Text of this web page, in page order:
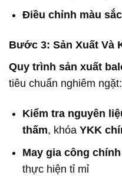
Điều chỉnh màu sắc
Bước 3: Sản Xuất Và
Quy trình sản xuất
tiêu chuẩn nghiêm ngặt:
Kiểm tra nguyên
thấm, khóa YKK
May gia công
thực hiện tỉ mỉ